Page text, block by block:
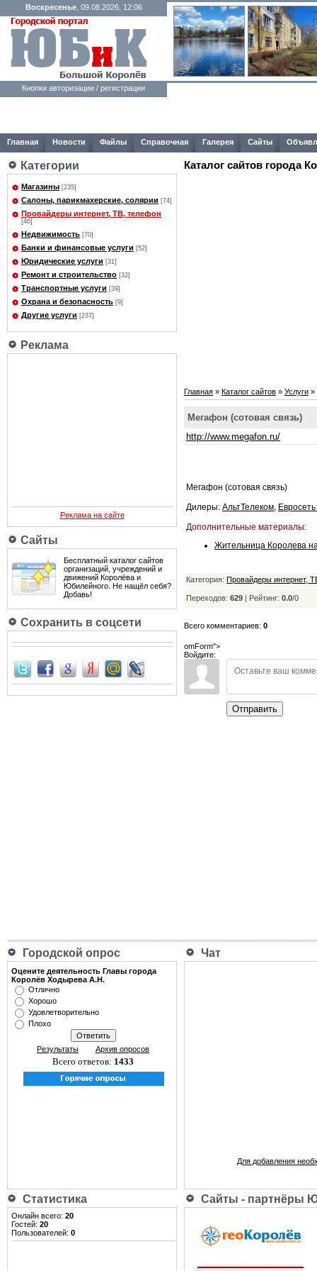
Воскресенье, 09.08.2026, 12:06
Кнопки авторизации / регистрации
Главная Новости Файлы Справочная Галерея Сайты
Категории
Магазины [235]
Салоны, парикмахерские, солярии [74]
Провайдеры интернет, ТВ, телефон
[46]
Недвижимость [70]
Банки и финансовые услуги [52]
Юридические услуги [31]
Ремонт и строительство [32]
Транспортные услуги [39]
Охрана и безопасность [9]
Другие услуги [237]
Реклама
Реклама на сайте
Сайты
Бесплатный каталог сайтов
организаций, учреждений и
движений Королёва и
Юбилейного. Не нащёл себя?
Добавь!
Сохранить в соцсети
Каталог сайтов города
Главная » Каталог сайтов » Услуги »
Мегафон (сотовая связь)
http://www.megafon.ru/
Мегафон (сотовая связь)
Дилеры: АльтТелеком, Евросеть
Дополнительные материалы:
Жительница Королева
Категория: Провайдеры интернет,
Переходов: 629 | Рейтинг: 0.0/0
Всего комментариев: 0
omForm">
Войдите:
Отправить
Городской опрос Чат
Оцените деятельность Главы города
Королёв Ходырева А.Н.
Отлично
Хорошо
Удовлетворительно
Плохо
Результаты Архив опросов
Всего ответов: 1433
Для добавления
Статистика Сайты - партнёры
Онлайн всего: 20
Гостей: 20
Пользователей: 0